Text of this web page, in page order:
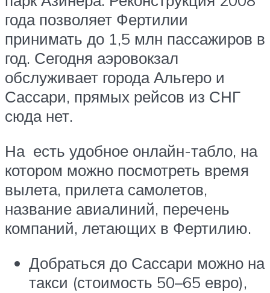
года позволяет Фертилии
принимать до 1,5 млн пассажиров в
год. Сегодня аэровокзал
обслуживает города Альгеро и
Сассари, прямых рейсов из СНГ
сюда нет.
На есть удобное онлайн-табло, на
котором можно посмотреть время
вылета, прилета самолетов,
название авиалиний, перечень
компаний, летающих в Фертилию.
Добраться до Сассари можно на
такси (стоимость 50–65 евро),